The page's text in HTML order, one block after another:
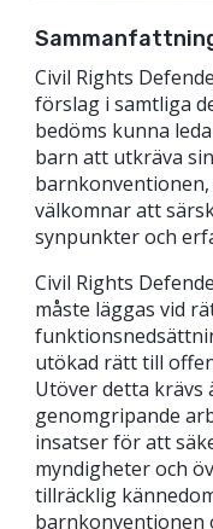
Civil Rights
förslag i samtliga
bedöms kunna
barn att utkräva
barnkonventionen,
välkomnar att
synpunkter och
Civil Rights
måste läggas vid
utökad rätt till
Utöver detta
genomgripande
insatser för att
myndigheter och
tillräcklig
barnkonventionen